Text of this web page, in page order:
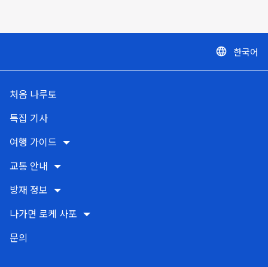
language 한국어
처음 나루토
특집 기사
여행 가이드
교통 안내
방재 정보
나가면 로케 사포
문의